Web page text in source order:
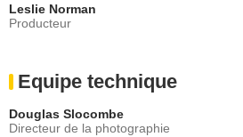
Leslie Norman
Producteur
Equipe technique
Douglas Slocombe
Directeur de la photographie